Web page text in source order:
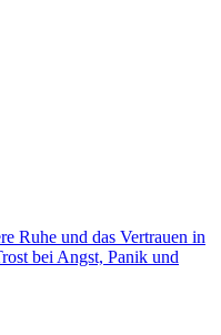
Ruhe und das Vertrauen in
bei Angst, Panik und